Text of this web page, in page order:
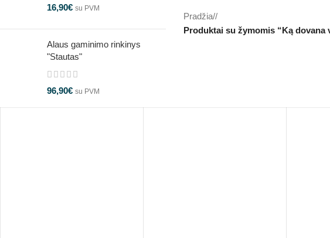
16,90€ su PVM
Alaus gaminimo rinkinys
"Stautas"
96,90€ su PVM
Pradžia/
Produktai su žymomis “Ką dovana